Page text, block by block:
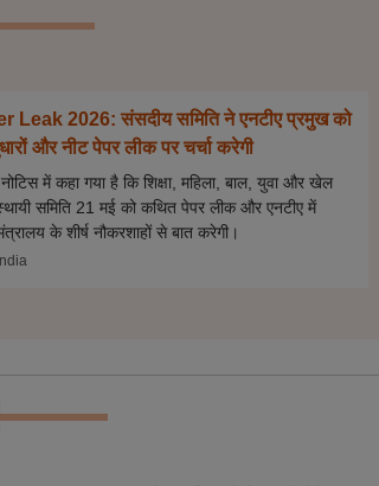
Leak 2026: संसदीय समिति ने एनटीए प्रमुख को
और नीट पेपर लीक पर चर्चा करेगी
में कहा गया है कि शिक्षा, महिला, बाल, युवा और खेल
समिति 21 मई को कथित पेपर लीक और एनटीए में
के शीर्ष नौकरशाहों से बात करेगी।